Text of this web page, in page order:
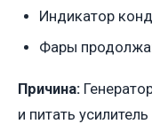
Индикатор
Фары
Причина:
и питать